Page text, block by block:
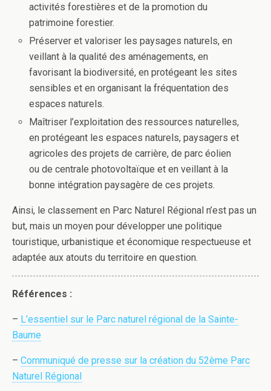
activités forestières et de la promotion du
patrimoine forestier.
Préserver et valoriser les paysages naturels, en
veillant à la qualité des aménagements, en
favorisant la biodiversité, en protégeant les sites
sensibles et en organisant la fréquentation des
espaces naturels.
Maîtriser l’exploitation des ressources naturelles,
en protégeant les espaces naturels, paysagers et
agricoles des projets de carrière, de parc éolien
ou de centrale photovoltaïque et en veillant à la
bonne intégration paysagère de ces projets.
Ainsi, le classement en Parc Naturel Régional n’est pas un
but, mais un moyen pour développer une politique
touristique, urbanistique et économique respectueuse et
adaptée aux atouts du territoire en question.
Références :
– L’essentiel sur le Parc naturel régional de la Sainte-
Baume
– Communiqué de presse sur la création du 52ème Parc
Naturel Régional